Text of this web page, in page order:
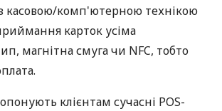
з касовою/комп'ютерною технікою
карток усіма
магнітна смуга чи NFC, тобто
клієнтам сучасні POS-